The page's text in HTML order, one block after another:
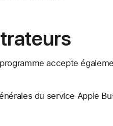
accepte
du service Apple